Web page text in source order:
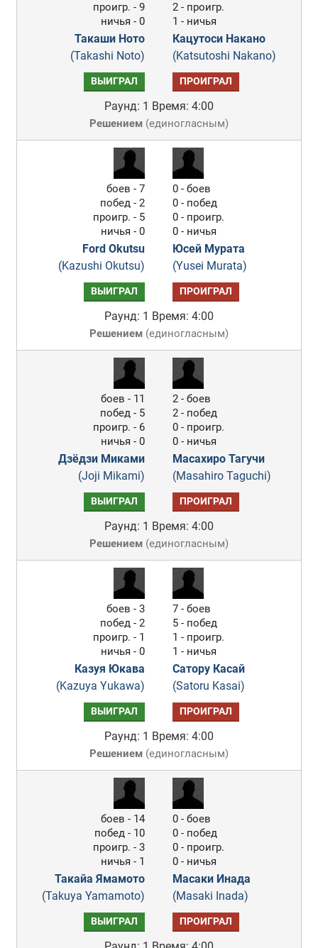
проигр. - 9
ничья - 0
Такаши Ното
(Takashi Noto)
2 - проигр.
1 - ничья
Кацутоси Накано
(Katsutoshi Nakano)
ВЫИГРАЛ ПРОИГРАЛ
Раунд: 1 Время: 4:00
Решением(единогласным)
боев - 7
побед - 2
проигр. - 5
ничья - 0
Ford Okutsu
(Kazushi Okutsu)
0 - боев
0 - побед
0 - проигр.
0 - ничья
Юсей Мурата
(Yusei Murata)
ВЫИГРАЛ ПРОИГРАЛ
Раунд: 1 Время: 4:00
Решением(единогласным)
боев - 11
побед - 5
проигр. - 6
ничья - 0
Дзёдзи Миками
(Joji Mikami)
2 - боев
2 - побед
0 - проигр.
0 - ничья
Масахиро Тагучи
(Masahiro Taguchi)
ВЫИГРАЛ ПРОИГРАЛ
Раунд: 1 Время: 4:00
Решением(единогласным)
боев - 3
побед - 2
проигр. - 1
ничья - 0
Казуя Юкава
(Kazuya Yukawa)
7 - боев
5 - побед
1 - проигр.
1 - ничья
Сатору Касай
(Satoru Kasai)
ВЫИГРАЛ ПРОИГРАЛ
Раунд: 1 Время: 4:00
Решением(единогласным)
боев - 14
побед - 10
проигр. - 3
ничья - 1
Такайа Ямамото
(Takuya Yamamoto)
0 - боев
0 - побед
0 - проигр.
0 - ничья
Масаки Инада
(Masaki Inada)
ВЫИГРАЛ ПРОИГРАЛ